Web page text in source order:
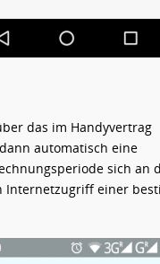
das im Handyvertrag
automatisch eine
sich an
Internetzugriff einer